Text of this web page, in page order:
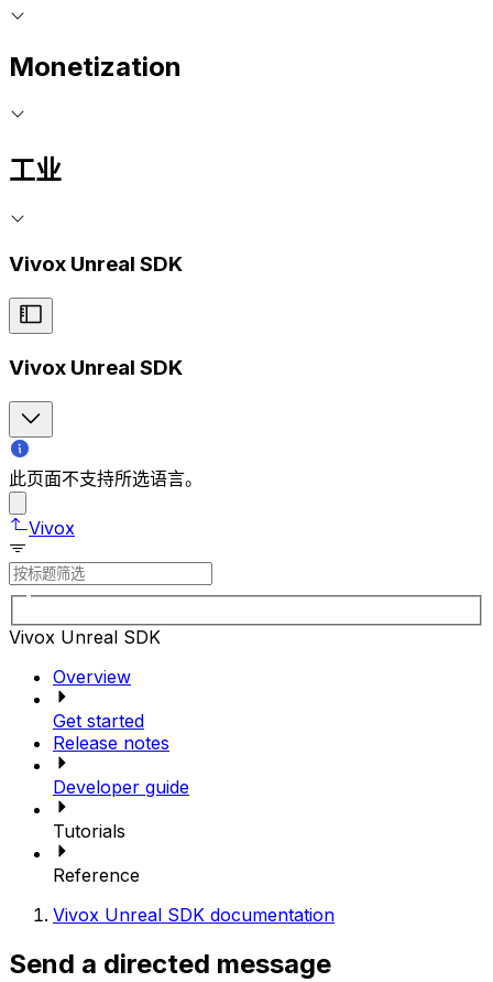
Monetization
工业
Vivox Unreal SDK
Vivox Unreal SDK
此页面不支持所选语言。
Vivox
Vivox Unreal SDK
Overview
Get started
Release notes
Developer guide
Tutorials
Reference
Vivox Unreal SDK documentation
Send a directed message